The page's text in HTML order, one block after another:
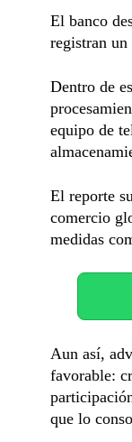
El banco
registran
Dentro de
equipo de
El reporte
comercio
medidas
Aun así,
favorable:
que lo